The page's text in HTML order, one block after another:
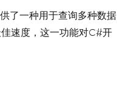
了一种用于查询多种数据
速度，这一功能对C#开